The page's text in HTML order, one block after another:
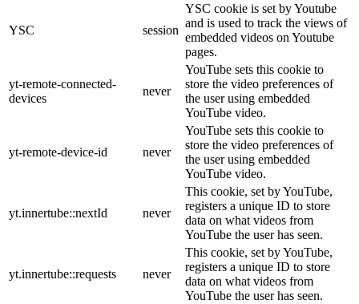
YSC session
YSC cookie is set by Youtube
and is used to track the views of
embedded videos on Youtube
pages.
yt-remote-connected-
devices
never
YouTube sets this cookie to
store the video preferences of
the user using embedded
YouTube video.
yt-remote-device-id never
YouTube sets this cookie to
store the video preferences of
the user using embedded
YouTube video.
yt.innertube::nextId never
This cookie, set by YouTube,
registers a unique ID to store
data on what videos from
YouTube the user has seen.
yt.innertube::requests never
This cookie, set by YouTube,
registers a unique ID to store
data on what videos from
YouTube the user has seen.